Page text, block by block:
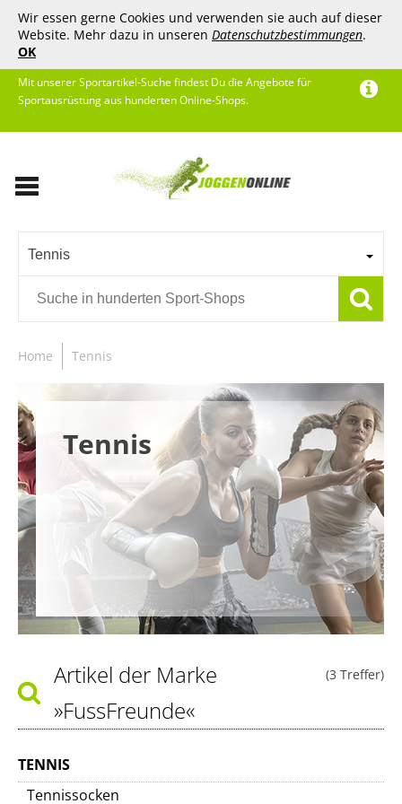
Wir essen gerne Cookies und verwenden sie auch auf dieser
Website. Mehr dazu in unseren Datenschutzbestimmungen.
OK
Mit unserer Sportartikel-Suche findest Du die Angebote für
Sportausrüstung aus hunderten Online-Shops.
Tennis
Home Tennis
Tennis
(3 Treffer)
Artikel der Marke
»FussFreunde«
TENNIS
Tennissocken